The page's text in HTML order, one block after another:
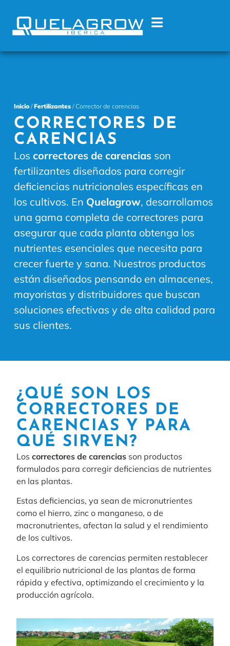
Inicio/Fertilizantes/ Corrector de carencias
CORRECTORES DE
CARENCIAS
Los correctores de carenciasson
fertilizantes diseñados para corregir
deficiencias nutricionales específicas en
los cultivos. En Quelagrow, desarrollamos
una gama completa de correctores para
asegurar que cada planta obtenga los
nutrientes esenciales que necesita para
crecer fuerte y sana. Nuestros productos
están diseñados pensando en almacenes,
mayoristas y distribuidores que buscan
soluciones efectivas y de alta calidad para
sus clientes.
¿QUÉ SON LOS
CORRECTORES DE
CARENCIAS Y PARA
QUÉ SIRVEN?
Loscorrectores de carencias son productos
formulados para corregir deficiencias de nutrientes
en las plantas.
Estas deficiencias, ya sean de micronutrientes
como el hierro, zinc o manganeso, o de
macronutrientes, afectan la salud y el rendimiento
de los cultivos.
Los correctores de carencias permiten restablecer
el equilibrio nutricional de las plantas de forma
rápida y efectiva, optimizando el crecimiento y la
producción agrícola.